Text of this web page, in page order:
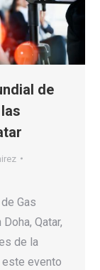
de
Gas
Qatar,
de la
evento